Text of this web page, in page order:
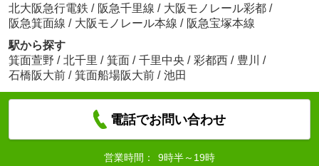
北大阪急行電鉄 / 阪急千里線 / 大阪モノレール彩都 /
阪急箕面線 / 大阪モノレール本線 / 阪急宝塚本線
駅から探す
箕面萱野 / 北千里 / 箕面 / 千里中央 / 彩都西 / 豊川
/
石橋阪大前 / 箕面船場阪大前 / 池田
電話でお問い合わせ
営業時間：
9時半～19時